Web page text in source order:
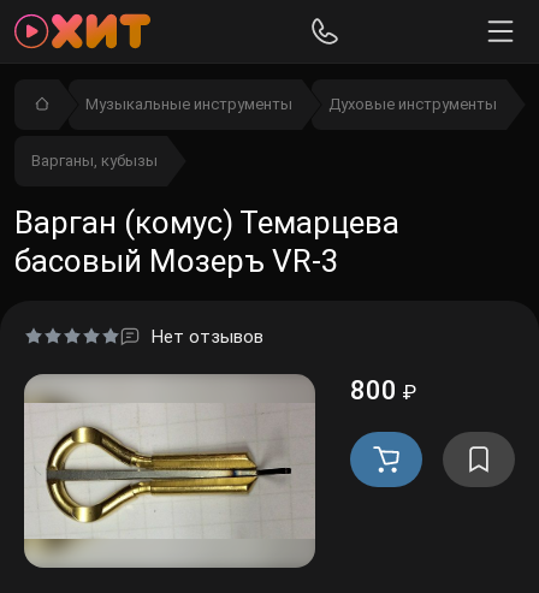
Музыкальные инструменты Духовые инструменты
Варганы, кубызы
Варган (комус) Темарцева
басовый Мозеръ VR-3
Нет отзывов
800 ₽